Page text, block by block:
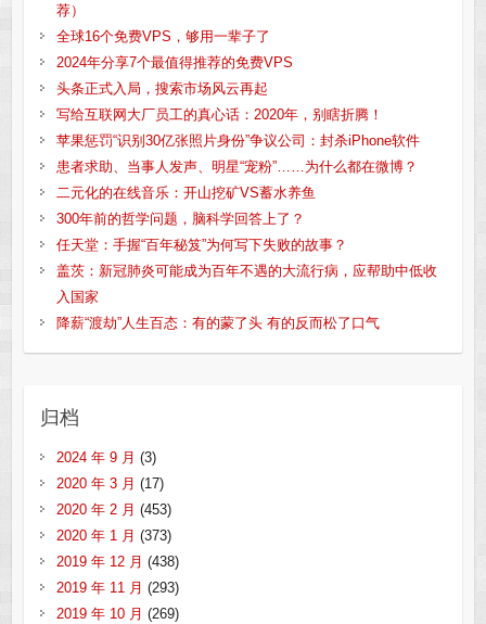
荐）
全球16个免费VPS，够用一辈子了
2024年分享7个最值得推荐的免费VPS
头条正式入局，搜索市场风云再起
写给互联网大厂员工的真心话：2020年，别瞎折腾！
苹果惩罚“识别30亿张照片身份”争议公司：封杀iPhone软件
患者求助、当事人发声、明星“宠粉”……为什么都在微博？
二元化的在线音乐：开山挖矿VS蓄水养鱼
300年前的哲学问题，脑科学回答上了？
任天堂：手握“百年秘笈”为何写下失败的故事？
盖茨：新冠肺炎可能成为百年不遇的大流行病，应帮助中低收
入国家
降薪“渡劫”人生百态：有的蒙了头 有的反而松了口气
归档
2024 年 9 月 (3)
2020 年 3 月 (17)
2020 年 2 月 (453)
2020 年 1 月 (373)
2019 年 12 月 (438)
2019 年 11 月 (293)
2019 年 10 月 (269)